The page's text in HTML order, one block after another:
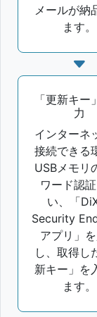
メールが納
ます。
「更新キー
力
インターネ
接続できる
USBメモリ
ワード認
い、「
Security
アプリ」
し、取得し
新キー」を
ます。